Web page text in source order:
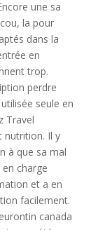
une sa
la pour
dans la
en
trop.
perdre
seule en
Travel
nutrition. Il y
à que sa mal
charge
et a en
facilement.
canada